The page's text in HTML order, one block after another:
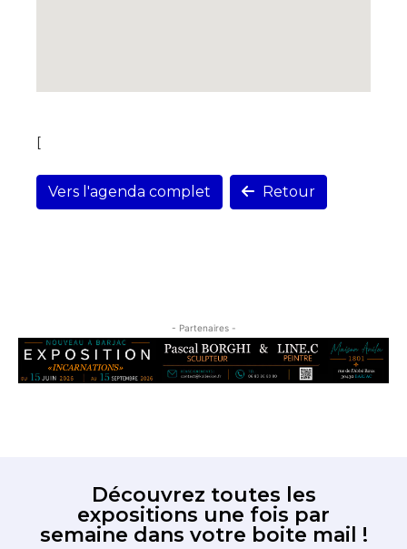
[
Vers l'agenda complet Retour
- Partenaires -
Découvrez toutes les
expositions une fois par
semaine dans votre boite mail !